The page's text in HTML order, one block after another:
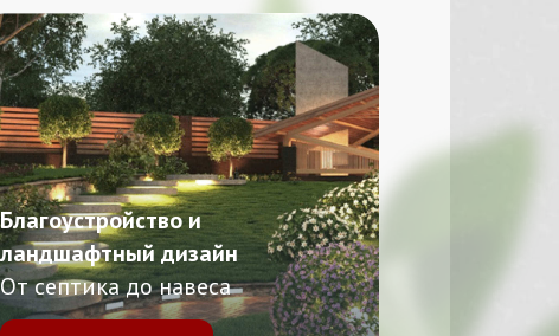
Благоустройство и
ландшафтный дизайн
От септика до навеса